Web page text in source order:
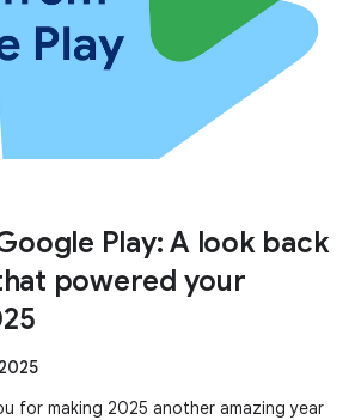
Play: A look back
powered your
for making 2025 another amazing year